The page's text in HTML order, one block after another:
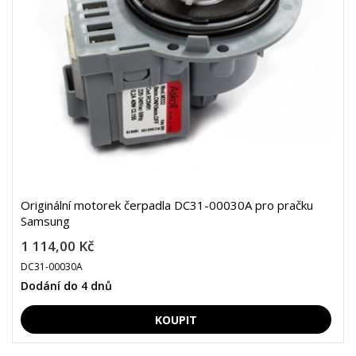
Originální motorek čerpadla DC31-00030A pro pračku
Samsung
1 114,00 Kč
DC31-00030A
Dodání do 4 dnů